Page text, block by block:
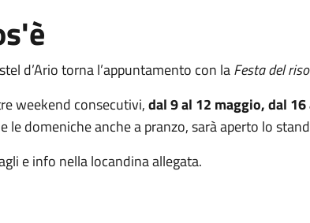
d’Ario torna l’appuntamento con laFesta del
weekend consecutivi,dal 9 al 12 maggio, dal
le domeniche anche a pranzo, sarà aperto lo
e info nella locandina allegata.